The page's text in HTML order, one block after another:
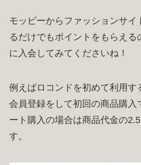
モッピーからファッションサイ
るだけでもポイントをもらえる
に入会してみてくださいね！
例えばロコンドを初めて利用す
会員登録をして初回の商品購入
ート購入の場合は商品代金の
す。